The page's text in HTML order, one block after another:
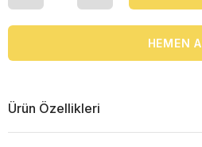
Ürün Özellikleri